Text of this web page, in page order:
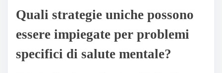
Quali strategie uniche possono
essere impiegate per problemi
specifici di salute mentale?